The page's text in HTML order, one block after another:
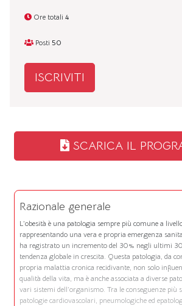
Ore totali 4
Posti 50
ISCRIVITI
SCARICA IL
Razionale generale
L’obesità è una patologia sempre più comune a
rappresentando una vera e propria emergenza
ha registrato un incremento del 30% negli ultimi
tendenza globale in crescita. Questa patologia, da
propria malattia cronica recidivante, non solo
qualità della vita, ma è anche associata a diverse
vari sistemi dell’organismo. Tra le conseguenze più
patologie cardiovascolari, pneumologiche ed